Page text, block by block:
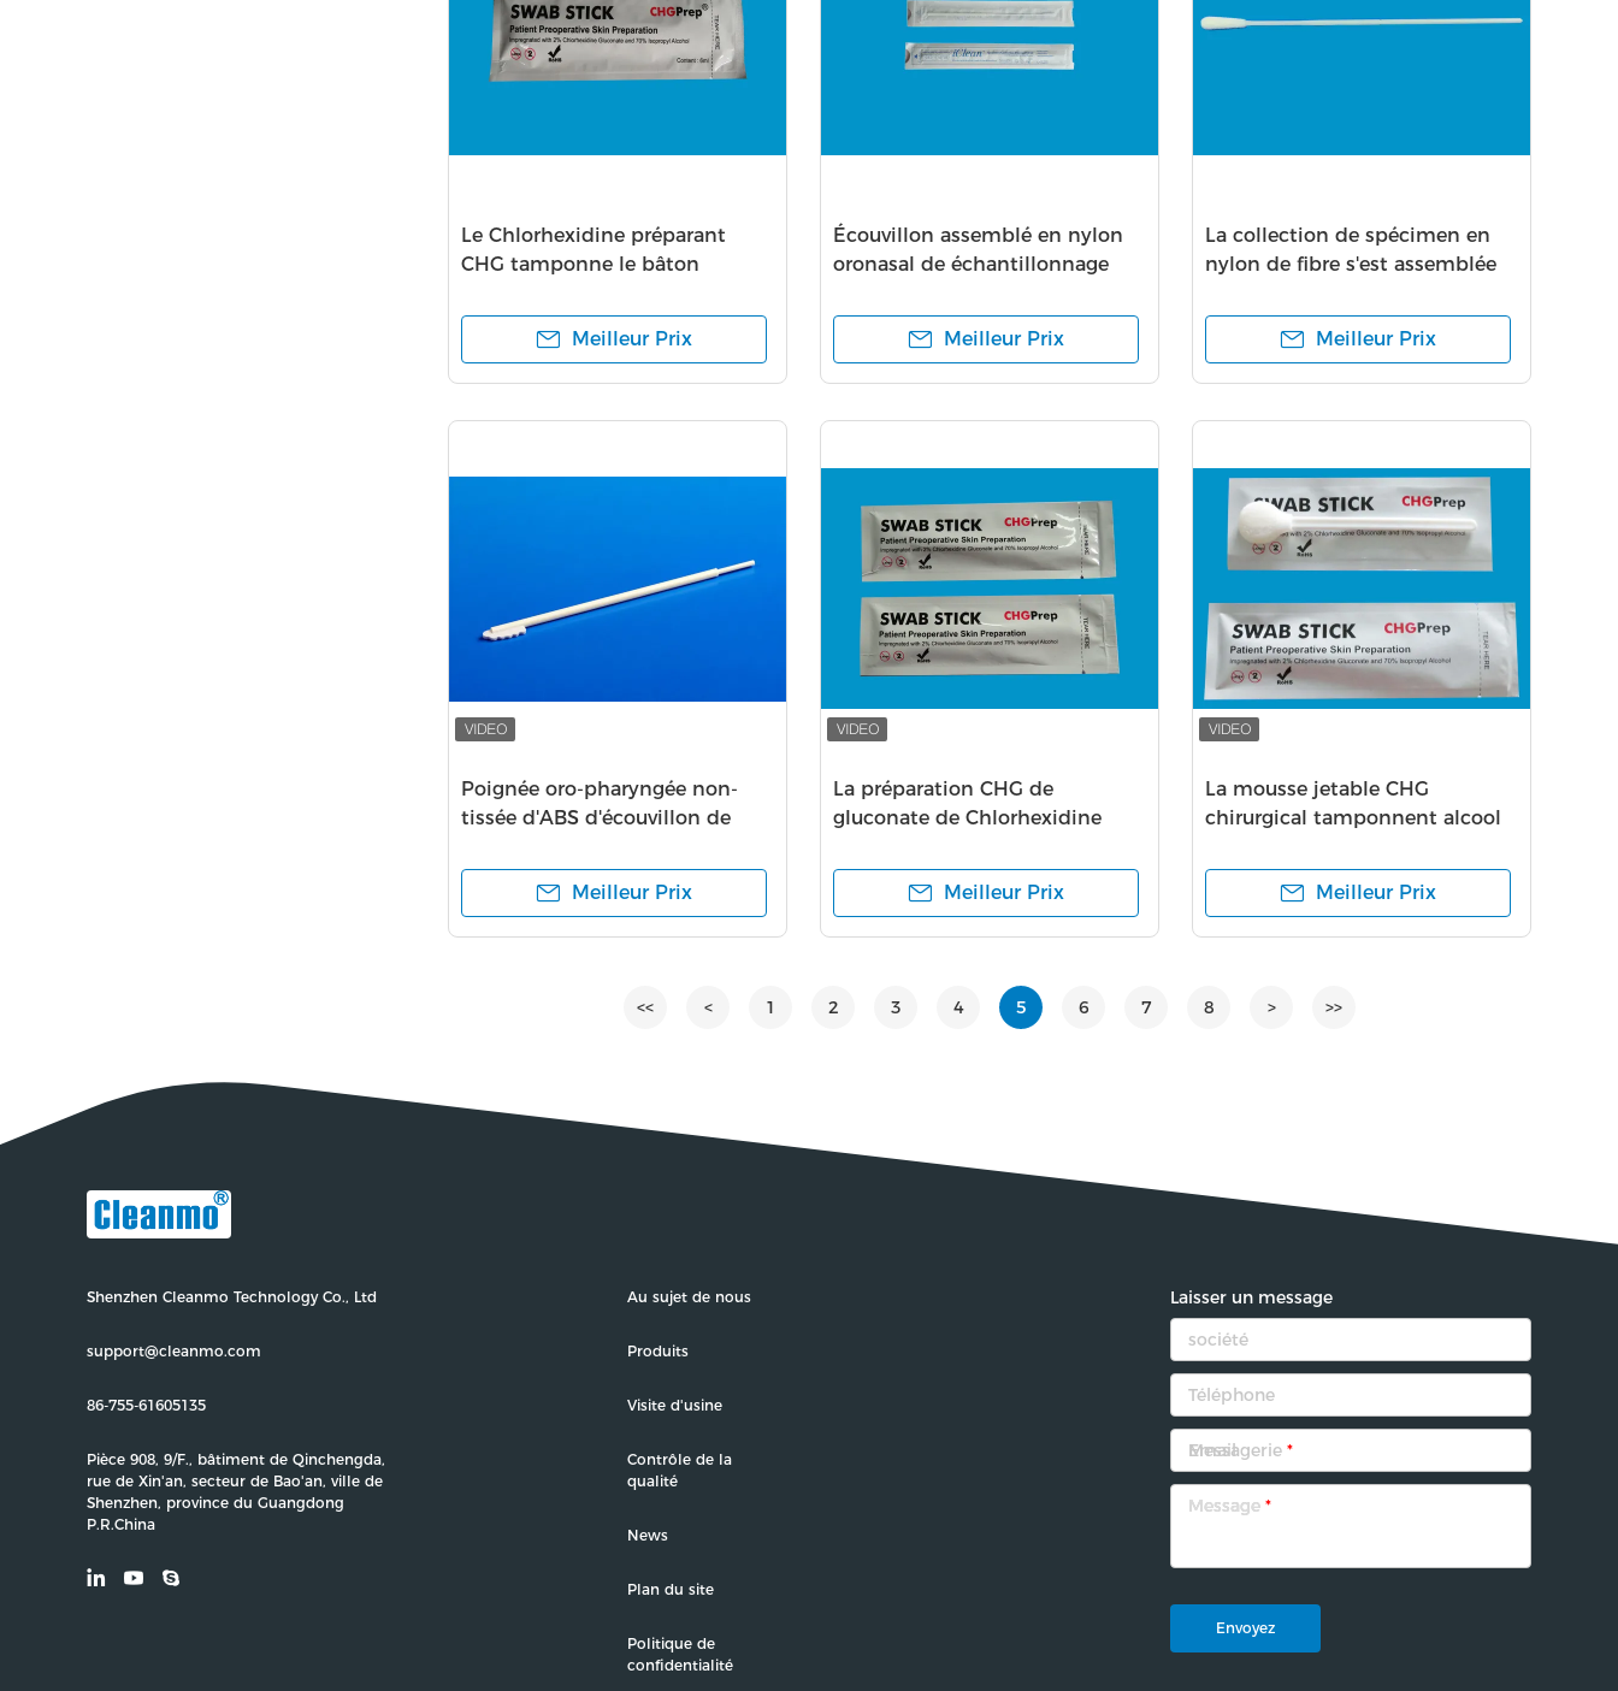
Le Chlorhexidine préparant
CHG tamponne le bâton
Meilleur Prix
Écouvillon assemblé en nylon
oronasal de échantillonnage
d'écouvillon de spécimen
Meilleur Prix
La collection de spécimen en
nylon de fibre s'est assemblée
pharyngé
Meilleur Prix
Poignée oro-pharyngée non-
tissée d'ABS d'écouvillon de
d'ADN
Meilleur Prix
La préparation CHG de
gluconate de Chlorhexidine
132mm 2%CHG + 70%IPA
Meilleur Prix
La mousse jetable CHG
chirurgical tamponnent alcool
Swabstick de 70%
Meilleur Prix
<< < 1 2 3 4 5 6 7 8 > >>
Shenzhen Cleanmo Technology Co., Ltd
support@cleanmo.com
86-755-61605135
Pièce 908, 9/F., bâtiment de Qinchengda,
rue de Xin'an, secteur de Bao'an, ville de
Shenzhen, province du Guangdong
P.R.China
Au sujet de nous
Produits
Visite d'usine
Contrôle de la
qualité
News
Plan du site
Politique de
confidentialité
Laisser un message
Messagerie *
Message *
Envoyez